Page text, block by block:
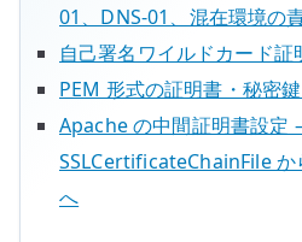
01、DNS-01、混在環境の
自己署名ワイルドカード証
PEM 形式の証明書・秘密
Apache の中間証明書設定
SSLCertificateChainFile
へ